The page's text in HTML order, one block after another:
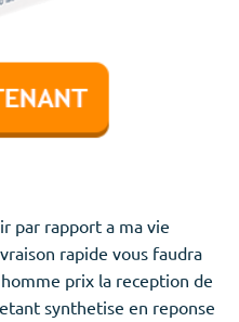
par rapport a ma vie
rapide vous faudra
prix la reception de
synthetise en reponse